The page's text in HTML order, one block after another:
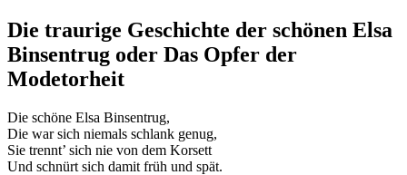
Die traurige Geschichte der schönen Elsa
Binsentrug oder Das Opfer der
Modetorheit
Die schöne Elsa Binsentrug,
Die war sich niemals schlank genug,
Sie trennt’ sich nie von dem Korsett
Und schnürt sich damit früh und spät.